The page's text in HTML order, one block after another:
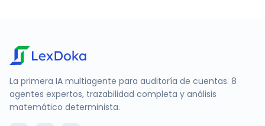
La primera IA multiagente para auditoría de cuentas. 8
agentes expertos, trazabilidad completa y análisis
matemático determinista.